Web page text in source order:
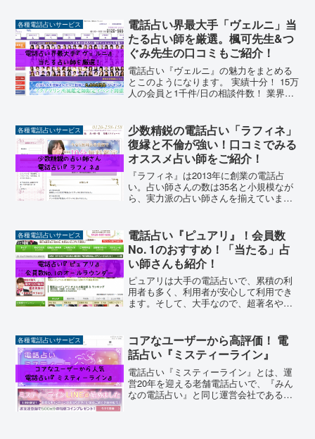
り、数多くの雑誌に取り上げられる電話
占いへと成長。占い師...
各種電話占いサービス
電話占い界最大手「ヴェルニ」当
たる占い師を厳選。楓可先生&つ
ぐみ先生の口コミもご紹介！
電話占い『ヴェルニ』の魅力をまとめる
とこのようになります。 実績十分！ 15万
人の会員と1千件/日の相談件数！ 業界一
の証 占いの館と提携し対面占いも！当た
るおすす...
各種電話占いサービス
少数精鋭の電話占い「ラフィネ」
復縁と不倫が強い！口コミでみる
オススメ占い師をご紹介！
『ラフィネ』は2013年に創業の電話占
い。占い師さんの数は35名と小規模なが
ら、実力派の占い師さんを揃えていま
分けて説明します！ 対応が丁寧なサポー
トセンターと『ラフ...
各種電話占いサービス
電話占い『ピュアリ』！会員数
No. 1のおすすめ！「当たる」占
い師さんも紹介！
ピュアリは大手の電話占いで、累積の利
用者も多く、利用者が安心して利用でき
ます。そして、大手なので、超著名や腕
どです。今回は、そんな電話占いの『ピ
ュアリ』についての紹介と...
各種電話占いサービス
コアなユーザーから高評価！ 電
話占い『ミスティーライン』
電話占い『ミスティーライン』とは、運
営20年を迎える老舗電話占いで、『みん
なの電話占い』と同じ運営会社である株